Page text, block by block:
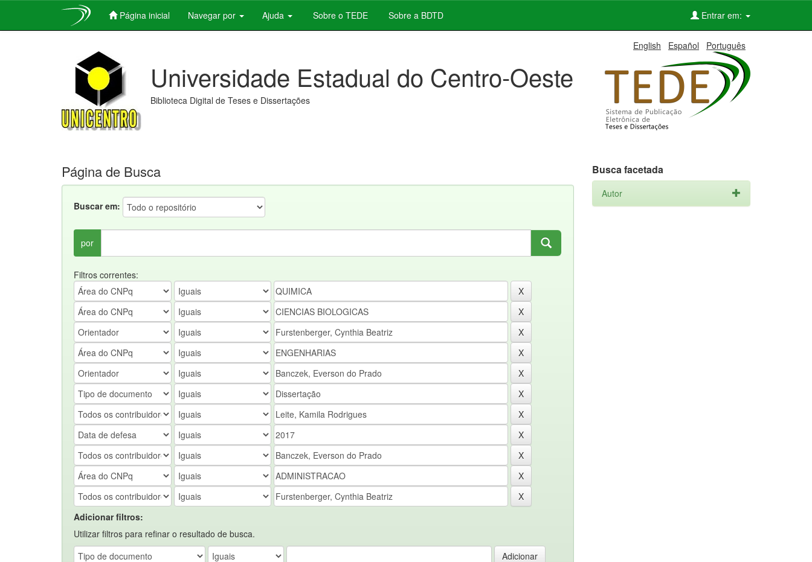
Página inicial Navegar por Ajuda Sobre o TEDE Sobre a BDTD Entrar em:
English Español Português
Universidade Estadual do Centro-Oeste
Biblioteca Digital de Teses e Dissertações
Página de Busca
Buscar em:
por
Filtros correntes:
Adicionar filtros:
Utilizar filtros para refinar o resultado de busca.
Busca facetada
Autor